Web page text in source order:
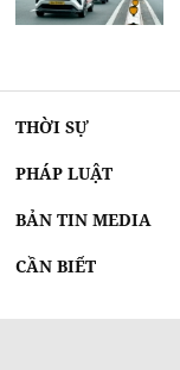
THỜI SỰ
PHÁP LUẬT
BẢN TIN MEDIA
CẦN BIẾT